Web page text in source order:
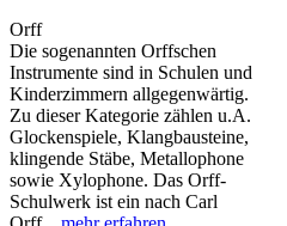
Orff
Die sogenannten Orffschen
Instrumente sind in Schulen und
Kinderzimmern allgegenwärtig.
Zu dieser Kategorie zählen u.A.
Glockenspiele, Klangbausteine,
klingende Stäbe, Metallophone
sowie Xylophone. Das Orff-
Schulwerk ist ein nach Carl